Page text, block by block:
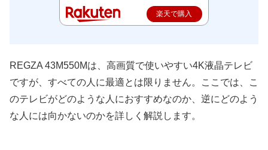
楽天で購入
REGZA 43M550Mは、高画質で使いやすい4K液晶テレビ
ですが、すべての人に最適とは限りません。ここでは、こ
のテレビがどのような人におすすめなのか、逆にどのよう
な人には向かないのかを詳しく解説します。